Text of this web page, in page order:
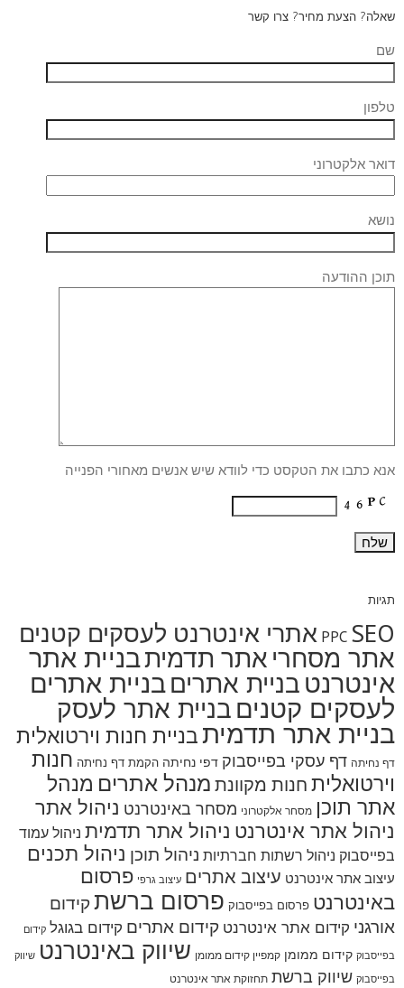
שאלה? הצעת מחיר? צרו קשר
שם
טלפון
דואר אלקטרוני
נושא
תוכן ההודעה
אנא כתבו את הטקסט כדי לוודא שיש אנשים מאחורי הפנייה
תגיות
PPC SEO אתרי אינטרנט לעסקים קטנים
אתר מסחריאתר תדמיתבניית אתר
אינטרנטבניית אתריםבניית אתרים
לעסקים קטניםבניית אתר לעסק
בניית אתר תדמית בניית חנות וירטואלית
דף נחיתה דף עסקי בפייסבוק דפי נחיתה הקמת דף נחיתה חנות
וירטואלית חנות מקוונת מנהל אתרים מנהל
אתר תוכן מסחר אלקטרוני מסחר באינטרנט ניהול אתר
ניהול אתר אינטרנט ניהול אתר תדמית ניהול עמוד
בפייסבוק ניהול רשתות חברתיות ניהול תוכן ניהול תכנים
עיצוב אתר אינטרנט עיצוב אתרים עיצוב גרפי פרסום
באינטרנט פרסום בפייסבוק פרסום ברשת קידום
אורגני קידום אתר אינטרנט קידום אתרים קידום בגוגל קידום
בפייסבוק קידום ממומן קמפיין קידום ממומן שיווק באינטרנט שיווק
בפייסבוק שיווק ברשת תחזוקת אתר אינטרנט